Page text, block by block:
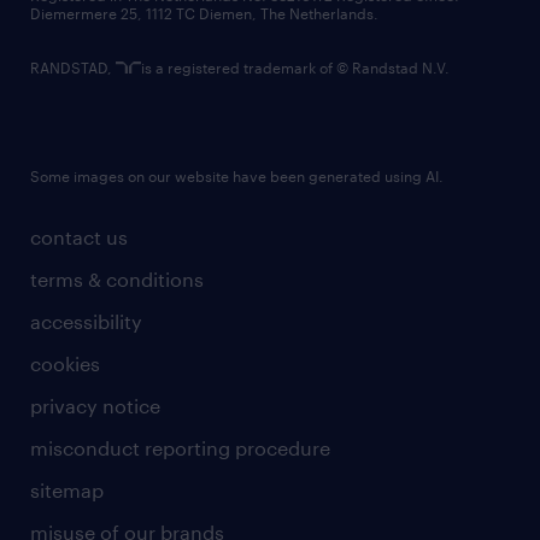
contact us
terms & conditions
accessibility
cookies
privacy notice
misconduct reporting procedure
sitemap
misuse of our brands
Diemermere 25, 1112 TC Diemen, The Netherlands.
RANDSTAD, is a registered trademark of © Randstad N.V.
Some images on our website have been generated using AI.